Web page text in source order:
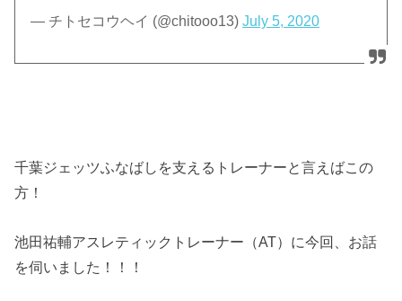
— チトセコウヘイ (@chitooo13)July 5, 2020
千葉ジェッツふなばしを支えるトレーナーと言えばこの
方！
池田祐輔アスレティックトレーナー（AT）に今回、お話
を伺いました！！！